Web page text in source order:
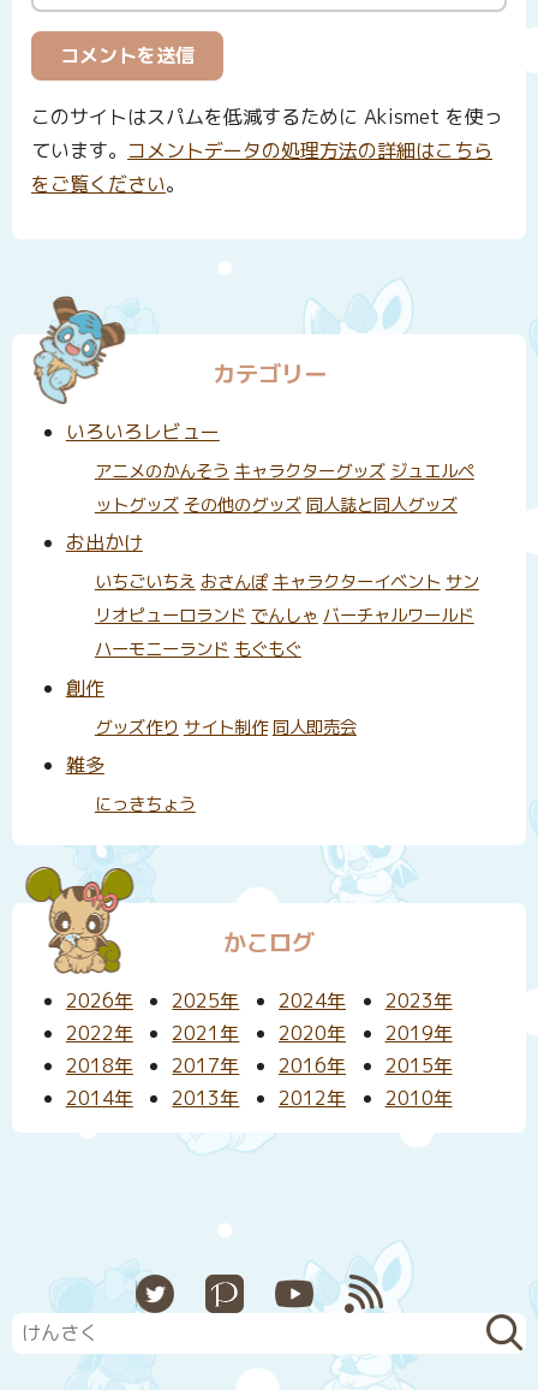
このサイトはスパムを低減するために Akismet を使っ
ています。 コメントデータの処理方法の詳細はこちら
をご覧ください。
カテゴリー
いろいろレビュー
アニメのかんそう キャラクターグッズ ジュエルペ
ットグッズ その他のグッズ 同人誌と同人グッズ
お出かけ
いちごいちえ おさんぽ キャラクターイベント サン
リオピューロランド でんしゃ バーチャルワールド
ハーモニーランド もぐもぐ
創作
グッズ作り サイト制作 同人即売会
雑多
にっきちょう
かこログ
2026年 2025年 2024年
2023年
2022年
2021年 2020年
2019年
2018年
2017年 2016年
2015年
2014年
2013年 2012年 2010年
Pixiv YouTubeRSS